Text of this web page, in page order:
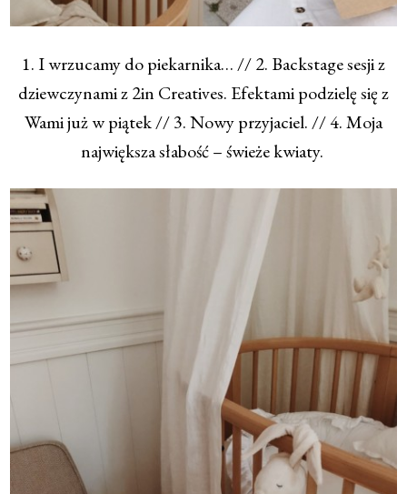
1. I wrzucamy do piekarnika… // 2. Backstage sesji z
dziewczynami z 2in Creatives. Efektami podzielę się z
Wami już w piątek // 3. Nowy przyjaciel. // 4. Moja
największa słabość – świeże kwiaty.